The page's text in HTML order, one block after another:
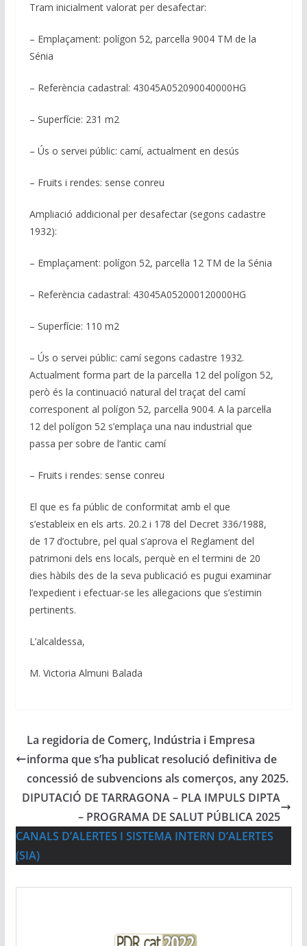
Tram inicialment valorat per desafectar:
– Emplaçament: polígon 52, parcel·la 9004 TM de la
Sénia
– Referència cadastral: 43045A052090040000HG
– Superfície: 231 m2
– Ús o servei públic: camí, actualment en desús
– Fruits i rendes: sense conreu
Ampliació addicional per desafectar (segons cadastre
1932):
– Emplaçament: polígon 52, parcel·la 12 TM de la Sénia
– Referència cadastral: 43045A052000120000HG
– Superfície: 110 m2
– Ús o servei públic: camí segons cadastre 1932.
Actualment forma part de la parcel·la 12 del polígon 52,
però és la continuació natural del traçat del camí
corresponent al polígon 52, parcel·la 9004. A la parcel·la
12 del polígon 52 s’emplaça una nau industrial que
passa per sobre de l’antic camí
– Fruits i rendes: sense conreu
El que es fa públic de conformitat amb el que
s’estableix en els arts. 20.2 i 178 del Decret 336/1988,
de 17 d’octubre, pel qual s’aprova el Reglament del
patrimoni dels ens locals, perquè en el termini de 20
dies hàbils des de la seva publicació es pugui examinar
l’expedient i efectuar-se les al·legacions que s’estimin
pertinents.
L’alcaldessa,
M. Victoria Almuni Balada
La regidoria de Comerç, Indústria i Empresa
informa que s’ha publicat resolució definitiva de
concessió de subvencions als comerços, any 2025.
DIPUTACIÓ DE TARRAGONA – PLA IMPULS DIPTA
– PROGRAMA DE SALUT PÚBLICA 2025
CANALS D’ALERTES I SISTEMA INTERN D’ALERTES
(SIA)